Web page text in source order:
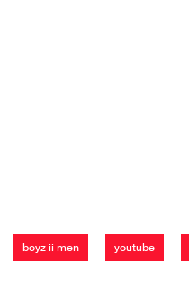
boyz ii men youtube